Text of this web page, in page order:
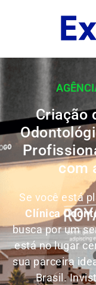
Criação
com
Se você está
Clínica
busca por um
está no lugar
sua parceira
Brasil.